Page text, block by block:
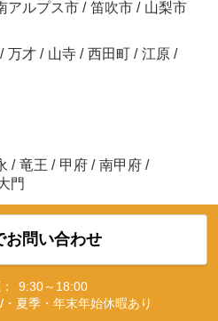
アルプス市 / 笛吹市 / 山梨市
/ 万才 / 山寺 / 西田町 / 江原 /
/ 竜王 / 甲府 / 南甲府 /
門
お問い合わせ
9:30～18:00
夏季・年末年始休暇あり